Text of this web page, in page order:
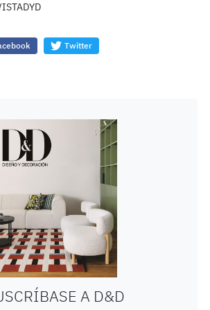
Twitter
A D&D